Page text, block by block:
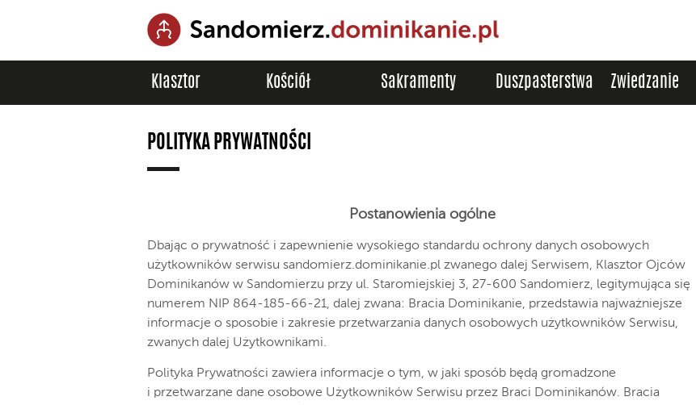
Klasztor Kościół Sakramenty Duszpasterstwa Zwiedzanie
POLITYKA PRYWATNOŚCI
Postanowienia ogólne
Dbając o prywatność i zapewnienie wysokiego standardu ochrony danych osobowych
użytkowników serwisu sandomierz.dominikanie.pl zwanego dalej Serwisem, Klasztor Ojców
Dominikanów w Sandomierzu przy ul. Staromiejskiej 3, 27-600 Sandomierz, legitymująca się
numerem NIP 864-185-66-21, dalej zwana: Bracia Dominikanie, przedstawia najważniejsze
informacje o sposobie i zakresie przetwarzania danych osobowych użytkowników Serwisu,
zwanych dalej Użytkownikami.
Polityka Prywatności zawiera informacje o tym, w jaki sposób będą gromadzone
i przetwarzane dane osobowe Użytkowników Serwisu przez Braci Dominikanów. Bracia